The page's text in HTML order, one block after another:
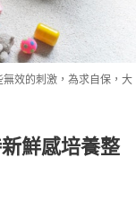
效的刺激，為求自保，大
鮮感培養整